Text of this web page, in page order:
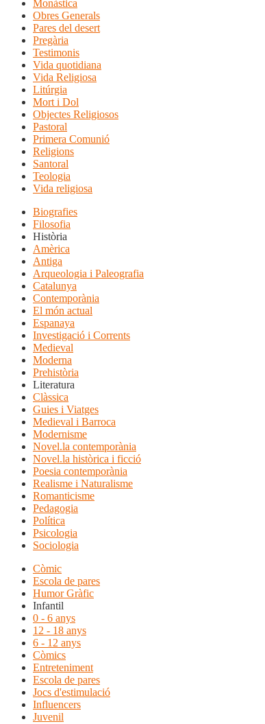
Monàstica
Obres Generals
Pares del desert
Pregària
Testimonis
Vida quotidiana
Vida Religiosa
Litúrgia
Mort i Dol
Objectes Religiosos
Pastoral
Primera Comunió
Religions
Santoral
Teologia
Vida religiosa
Biografies
Filosofia
Història
Amèrica
Antiga
Arqueologia i Paleografia
Catalunya
Contemporània
El món actual
Espanaya
Investigació i Corrents
Medieval
Moderna
Prehistòria
Literatura
Clàssica
Guies i Viatges
Medieval i Barroca
Modernisme
Novel.la contemporània
Novel.la històrica i ficció
Poesia contemporània
Realisme i Naturalisme
Romanticisme
Pedagogia
Política
Psicologia
Sociologia
Còmic
Escola de pares
Humor Gràfic
Infantil
0 - 6 anys
12 - 18 anys
6 - 12 anys
Còmics
Entreteniment
Escola de pares
Jocs d'estimulació
Influencers
Juvenil